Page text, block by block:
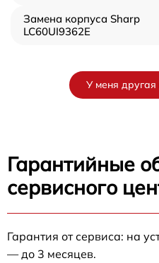
Замена корпуса Sharp
LC60UI9362E
У меня другая
Гарантийные
сервисного
Гарантия от сервиса: на
— до 3 месяцев.